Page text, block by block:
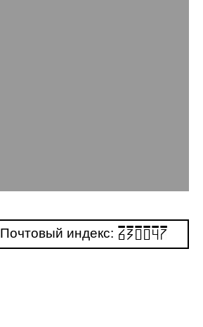
Почтовый индекс: 630047